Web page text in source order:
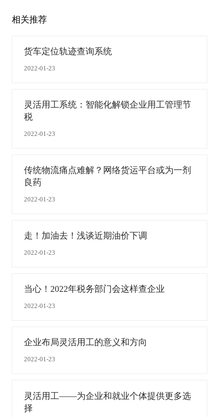
相关推荐
货车定位轨迹查询系统
2022-01-23
灵活用工系统：智能化解锁企业用工管理节
税
2022-01-23
传统物流痛点难解？网络货运平台或为一剂
良药
2022-01-23
走！加油去！浅谈近期油价下调
2022-01-23
当心！2022年税务部门会这样查企业
2022-01-23
企业布局灵活用工的意义和方向
2022-01-23
灵活用工——为企业和就业个体提供更多选
择